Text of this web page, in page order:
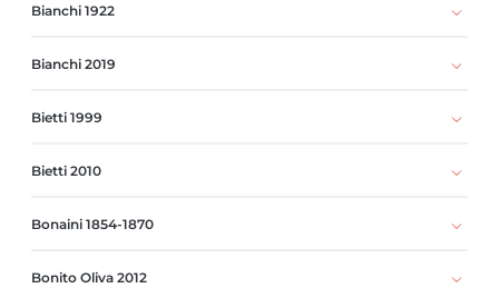
Bianchi 1922
Bianchi 2019
Bietti 1999
Bietti 2010
Bonaini 1854-1870
Bonito Oliva 2012